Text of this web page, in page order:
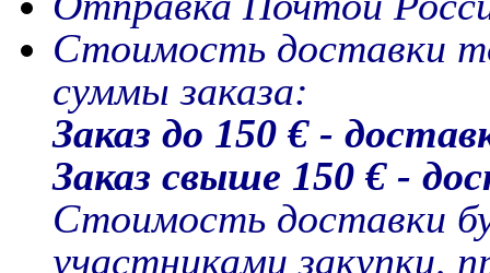
Стоимость доставки
суммы заказа:
Заказ до 150 € -
Заказ свыше 150 € -
Стоимость доставки
участниками закупки,